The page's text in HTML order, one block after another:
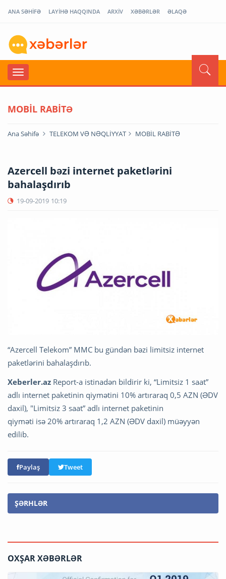
ANA SƏHİFƏ LAYİHƏ HAQQINDA ARXİV XƏBƏRLƏR ƏLAQƏ
MOBİL RABİTƏ
Ana Səhifə TELEKOM VƏ NƏQLİYYAT MOBİL RABİTƏ
Azercell bəzi internet paketlərini
bahalaşdırıb
19-09-2019 10:19
“Azercell Telekom” MMC bu gündən bəzi limitsiz internet
paketlərini bahalaşdırıb.
Xeberler.az Report-a istinadən bildirir ki, “Limitsiz 1 saat”
adlı internet paketinin qiymətini 10% artıraraq 0,5 AZN (ƏDV
daxil), "Limitsiz 3 saat” adlı internet paketinin
qiyməti isə 20% artıraraq 1,2 AZN (ƏDV daxil) müəyyən
edilib.
Paylaş Tweet
ŞƏRHLƏR
OXŞAR XƏBƏRLƏR